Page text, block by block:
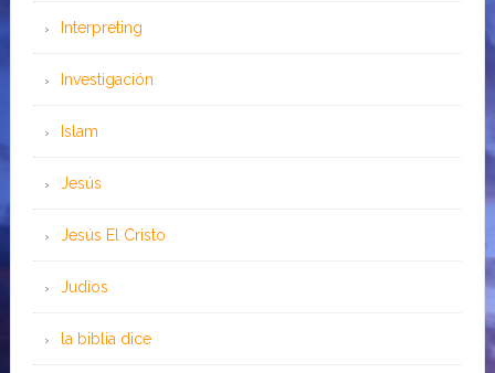
Interpreting
Investigación
Islam
Jesús
Jesús El Cristo
Judíos
la biblia dice